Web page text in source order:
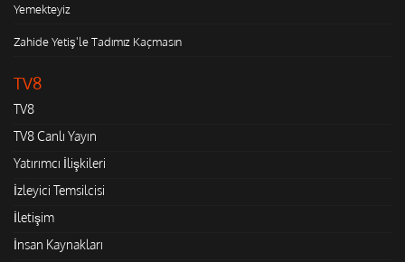
Yemekteyiz
Zahide Yetiş'le Tadımız Kaçmasın
TV8
TV8
TV8 Canlı Yayın
Yatırımcı İlişkileri
İzleyici Temsilcisi
İletişim
İnsan Kaynakları